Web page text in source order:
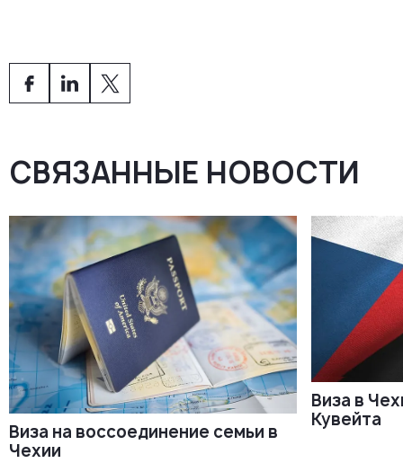
СВЯЗАННЫЕ НОВОСТИ
Виза на воссоединение семьи в
Чехии
Виза в
Кувейта